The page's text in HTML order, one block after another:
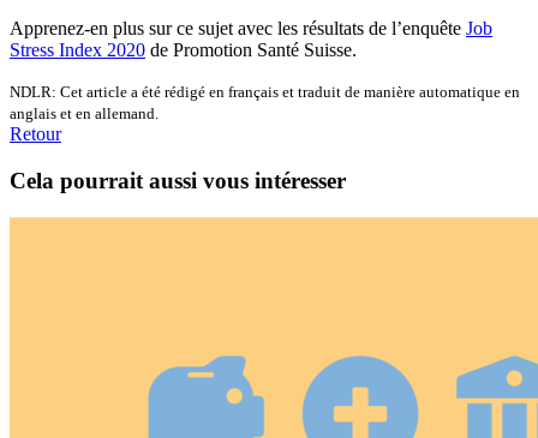
Apprenez-en plus sur ce sujet avec les résultats de l’enquête Job
Stress Index 2020 de Promotion Santé Suisse.
NDLR: Cet article a été rédigé en français et traduit de manière automatique en
anglais et en allemand.
Retour
Cela pourrait aussi vous intéresser